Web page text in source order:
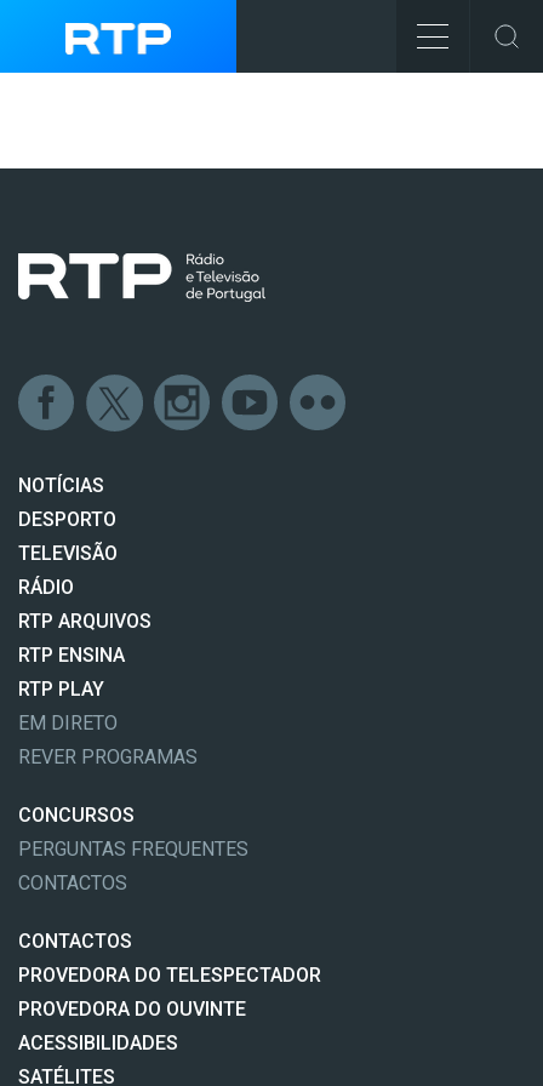
NOTÍCIAS
DESPORTO
TELEVISÃO
RÁDIO
RTP ARQUIVOS
RTP ENSINA
RTP PLAY
EM DIRETO
REVER PROGRAMAS
CONCURSOS
PERGUNTAS FREQUENTES
CONTACTOS
CONTACTOS
PROVEDORA DO TELESPECTADOR
PROVEDORA DO OUVINTE
ACESSIBILIDADES
SATÉLITES